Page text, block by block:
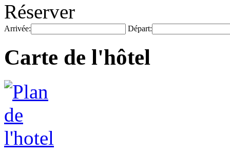
Réserver
Arrivée: Départ:
Carte de l'hôtel